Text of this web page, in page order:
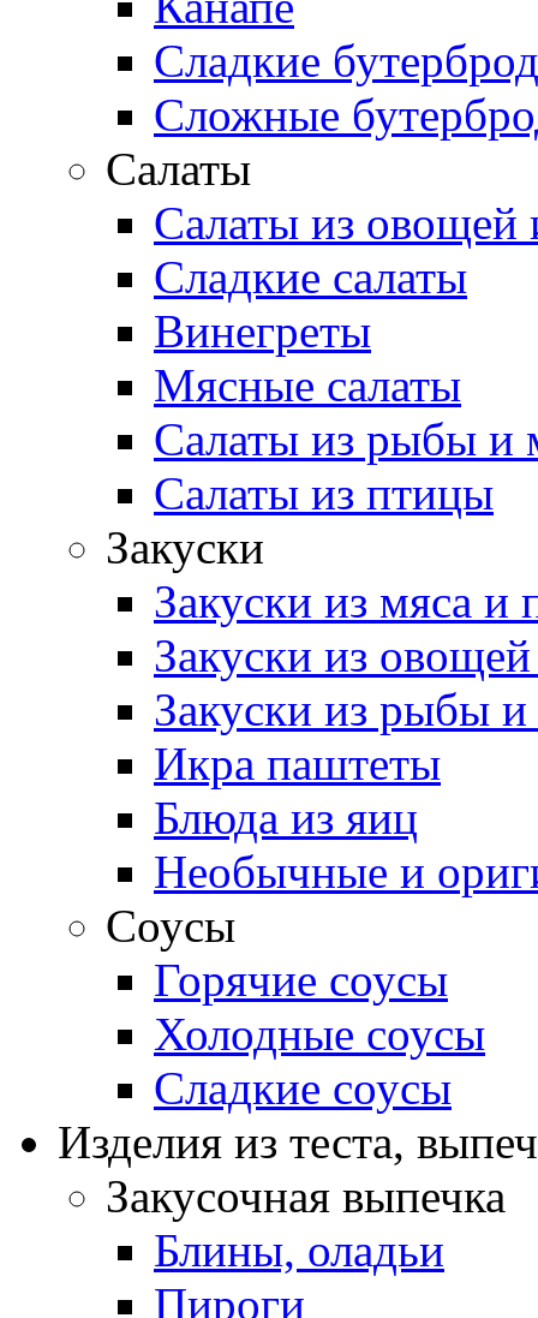
Сладкие
Сложные
Салаты
Салаты из овощей
Сладкие салаты
Винегреты
Мясные салаты
Салаты из рыбы и
Салаты из птицы
Закуски
Закуски из мяса и
Закуски из
Закуски из рыбы
Икра паштеты
Блюда из яиц
Необычные и
Соусы
Горячие соусы
Холодные соусы
Сладкие соусы
Изделия из теста,
Закусочная выпечка
Блины, оладьи
Пироги